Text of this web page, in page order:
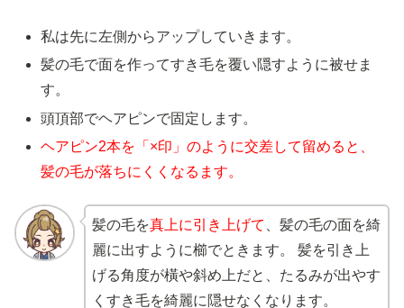
私は先に左側からアップしていきます。
髪の毛で面を作ってすき毛を覆い隠すように被せま
す。
頭頂部でヘアピンで固定します。
ヘアピン2本を「×印」のように交差して留めると、
髪の毛が落ちにくくなるます。
髪の毛を真上に引き上げて 、髪の毛の面を綺
麗に出すように櫛でときます。 髪を引き上
げる角度が橫や斜め上だと、たるみが出やす
くすき毛を綺麗に隠せなくなります。